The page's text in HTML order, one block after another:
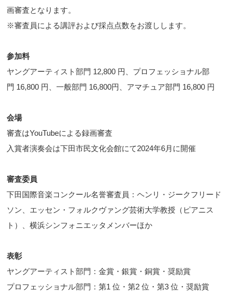
画審査となります。
※審査員による講評および採点点数をお渡しします。
参加料
ヤングアーティスト部門 12,800 円、プロフェッショナル部
門 16,800 円、一般部門 16,800円、アマチュア部門 16,800 円
会場
審査はYouTubeによる録画審査
入賞者演奏会は下田市民文化会館にて2024年6月に開催
審査委員
下田国際音楽コンクール名誉審査員：ヘンリ・ジークフリード
ソン、エッセン・フォルクヴァング芸術大学教授（ピアニス
ト）、横浜シンフォニエッタメンバーほか
表彰
ヤングアーティスト部門：金賞・銀賞・銅賞・奨励賞
プロフェッショナル部門：第1 位・第2 位・第3 位・奨励賞